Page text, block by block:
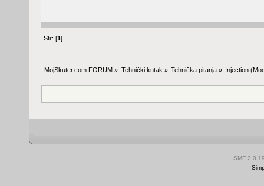
Str: [1]
MojSkuter.com FORUM » Tehnički kutak» Tehnička pitanja» Injection
SMF